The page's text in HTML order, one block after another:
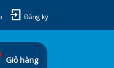
Đăng ký
Giỏ hàng